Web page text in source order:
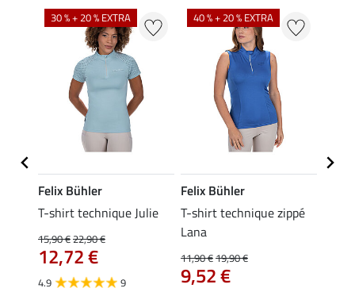
30 % + 20 % EXTRA
Felix Bühler
T-shirt technique Julie
15,90 €22,90 €
12,72 €
4.9 9
40 % + 20 % EXTRA
Felix Bühler
T-shirt technique zippé
Lana
11,90 €19,90 €
9,52 €